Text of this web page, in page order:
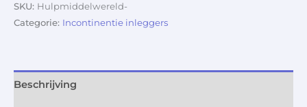
SKU: Hulpmiddelwereld-
Categorie: Incontinentie inleggers
Beschrijving